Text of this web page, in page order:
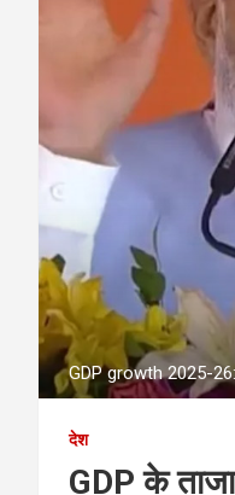
GDP growth 2025-26:
देश
GDP के